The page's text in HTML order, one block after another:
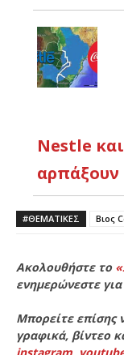
Nestle
αρπάξουν
#ΘΕΜΑΤΙΚΈΣ Βιος
Ακολουθήστε το
ενημερώνεστε
Μπορείτε επίσης
γραφικά, βίντεο